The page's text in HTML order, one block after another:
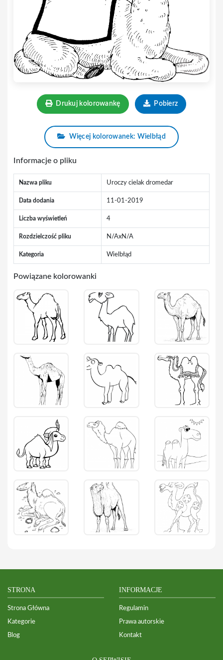
Drukuj kolorowankę Pobierz
Więcej kolorowanek: Wielbłąd
Informacje o pliku
Nazwa pliku Uroczy cielak dromedar
Data dodania 11-01-2019
Liczba wyświetleń 4
Rozdzielczość pliku N/AxN/A
Kategoria Wielbłąd
Powiązane kolorowanki
STRONA
Strona Główna
Kategorie
Blog
INFORMACJE
Regulamin
Prawa autorskie
Kontakt